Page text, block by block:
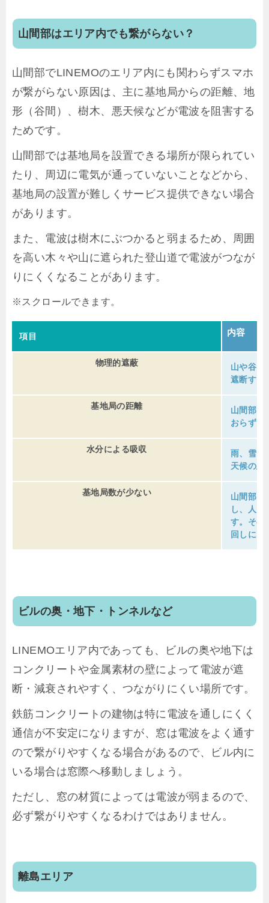
山間部はエリア内でも繋がらない？
山間部でLINEMOのエリア内にも関わらずスマホ
が繋がらない原因は、主に基地局からの距離、地
形（谷間）、樹木、悪天候などが電波を阻害する
ためです。
山間部では基地局を設置できる場所が限られてい
たり、周辺に電気が通っていないことなどから、
基地局の設置が難しくサービス提供できない場合
があります。
また、電波は樹木にぶつかると弱まるため、周囲
を高い木々や山に遮られた登山道で電波がつなが
りにくくなることがあります。
項目 内容
物理的遮蔽
山や谷、
遮断する
基地局の距離
山間部で
おらず、
水分による吸収
雨、雪、
天候の悪
基地局数が少ない
山間部は
し、人口
す。その
回しにな
ビルの奥・地下・トンネルなど
LINEMOエリア内であっても、ビルの奥や地下は
コンクリートや金属素材の壁によって電波が遮
断・減衰されやすく、つながりにくい場所です。
鉄筋コンクリートの建物は特に電波を通しにくく
通信が不安定になりますが、窓は電波をよく通す
ので繋がりやすくなる場合があるので、ビル内に
いる場合は窓際へ移動しましょう。
ただし、窓の材質によっては電波が弱まるので、
必ず繋がりやすくなるわけではありません。
離島エリア